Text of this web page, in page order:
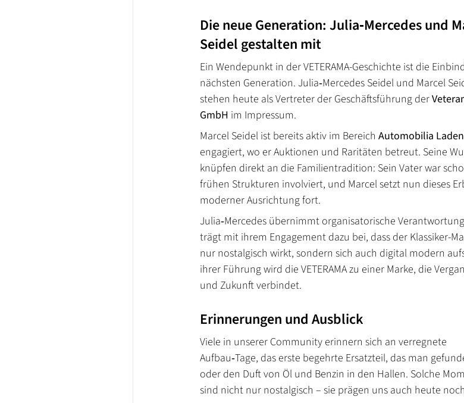
Die neue Generation: Julia‑Mercedes und
Seidel gestalten mit
Ein Wendepunkt in der VETERAMA-Geschichte ist die
nächsten Generation. Julia‑Mercedes Seidel und Marcel
stehen heute als Vertreter der Geschäftsführung der
GmbH im Impressum.
Marcel Seidel ist bereits aktiv im Bereich Automobilia
engagiert, wo er Auktionen und Raritäten betreut. Seine
knüpfen direkt an die Familientradition: Sein Vater war
frühen Strukturen involviert, und Marcel setzt nun dieses
moderner Ausrichtung fort.
Julia‑Mercedes übernimmt organisatorische
trägt mit ihrem Engagement dazu bei, dass der Klassiker-
nur nostalgisch wirkt, sondern sich auch digital modern
ihrer Führung wird die VETERAMA zu einer Marke, die
und Zukunft verbindet.
Erinnerungen und Ausblick
Viele in unserer Community erinnern sich an verregnete
Aufbau‑Tage, das erste begehrte Ersatzteil, das man
oder den Duft von Öl und Benzin in den Hallen. Solche
sind nicht nur nostalgisch – sie prägen uns auch heute